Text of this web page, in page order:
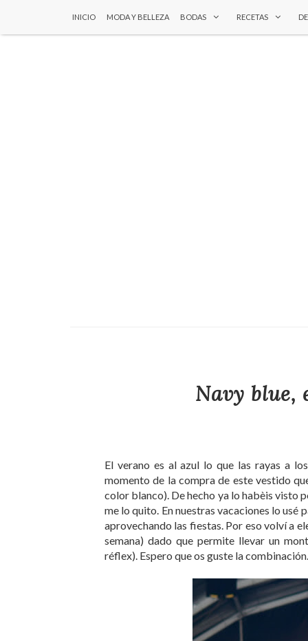
INICIO MODA Y BELLEZA BODAS RECETAS
Navy blue,
El verano es al azul lo que las rayas a
momento de la compra de este vestido
color blanco). De hecho ya lo habèis visto
me lo quito. En nuestras vacaciones lo usé
aprovechando las fiestas. Por eso volví a
semana) dado que permite llevar un
réflex). Espero que os guste la combinación.